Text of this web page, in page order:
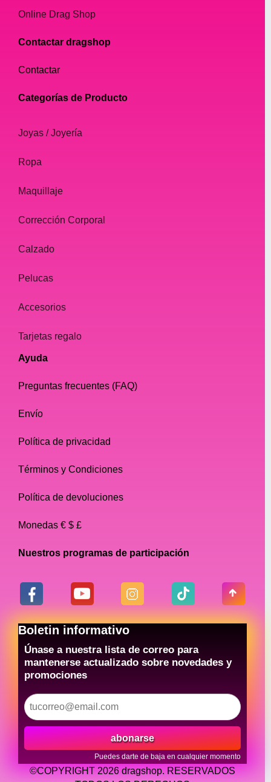
Online Drag Shop
Contactar dragshop
Contactar
Categorías de Producto
Joyas / Joyería
Ropa
Maquillaje
Corrección Corporal
Calzado
Pelucas
Accesorios
Tarjetas regalo
Ayuda
Preguntas frecuentes (FAQ)
Envío
Política de privacidad
Términos y Condiciones
Política de devoluciones
Monedas € $ £
Nuestros programas de participación
Boletin informativo
Únase a nuestra lista de correo para
mantenerse actualizado sobre novedades y
promociones
abonarse
Puedes darte de baja en cualquier momento
©COPYRIGHT 2026 dragshop. RESERVADOS